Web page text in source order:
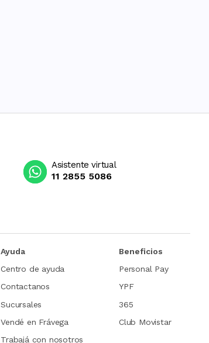
Asistente virtual
11 2855 5086
Ayuda
Centro de ayuda
Contactanos
Sucursales
Vendé en Frávega
Trabajá con nosotros
Beneficios
Personal Pay
YPF
365
Club Movistar